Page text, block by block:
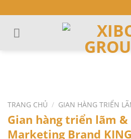
to
content
TRANG CHỦ / GIAN HÀNG TRIỂN
Gian hàng triển lãm
Marketing Brand